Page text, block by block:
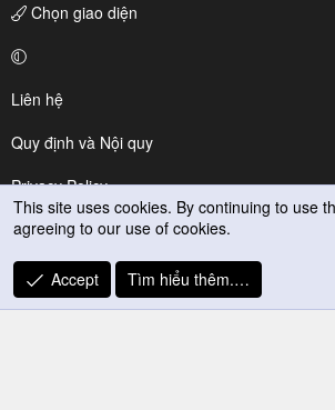
Chọn giao diện
Liên hệ
Quy định và Nội quy
Privacy Policy
Trợ giúp
R
S
This site uses cookies. By continuing to use
agreeing to our use of cookies.
Accept Tìm hiểu thêm.…